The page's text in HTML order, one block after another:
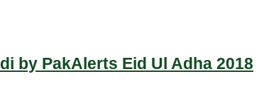
by PakAlerts Eid Ul Adha 2018